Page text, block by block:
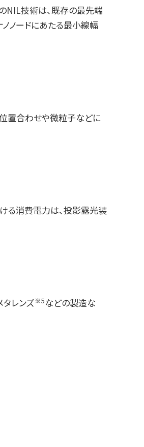
NIL技術は、既存の最先端
ノノードにあたる最小線幅
置合わせや微粒子などに
る消費電力は、投影露光装
レンズ※5などの製造な